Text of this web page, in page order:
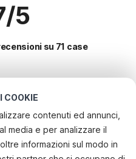
COOKIE
contenuti ed annunci,
media e per analizzare il
informazioni sul modo in
5
su 71 case
per le
in Sydlige fjord-norge